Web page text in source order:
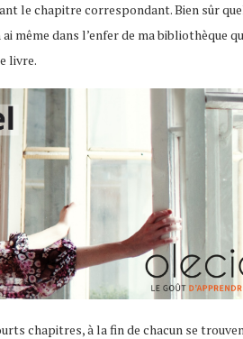
le chapitre correspondant. Bien sûr
même dans l’enfer de ma bibliothèque
livre.
chapitres, à la fin de chacun se